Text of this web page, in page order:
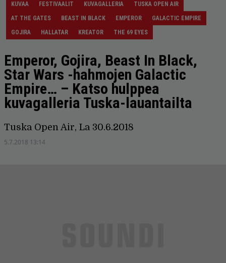
KUVAA FESTIVAALIT KUVAGALLERIA
TUSKA OPEN AIR
AT THE GATES
BEAST IN BLACK EMPEROR
GALACTIC EMPIRE
GOJIRA
HALLATAR KREATOR THE 69 EYES
Emperor, Gojira, Beast In Black,
Star Wars -hahmojen Galactic
Empire… – Katso hulppea
kuvagalleria Tuska-lauantailta
Tuska Open Air, La 30.6.2018
5.7.2018 13:14